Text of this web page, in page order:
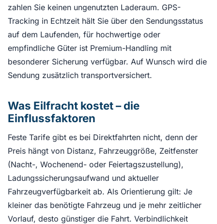
zahlen Sie keinen ungenutzten Laderaum. GPS-
Tracking in Echtzeit hält Sie über den Sendungsstatus
auf dem Laufenden, für hochwertige oder
empfindliche Güter ist Premium-Handling mit
besonderer Sicherung verfügbar. Auf Wunsch wird die
Sendung zusätzlich transportversichert.
Was Eilfracht kostet – die
Einflussfaktoren
Feste Tarife gibt es bei Direktfahrten nicht, denn der
Preis hängt von Distanz, Fahrzeuggröße, Zeitfenster
(Nacht-, Wochenend- oder Feiertagszustellung),
Ladungssicherungsaufwand und aktueller
Fahrzeugverfügbarkeit ab. Als Orientierung gilt: Je
kleiner das benötigte Fahrzeug und je mehr zeitlicher
Vorlauf, desto günstiger die Fahrt. Verbindlichkeit